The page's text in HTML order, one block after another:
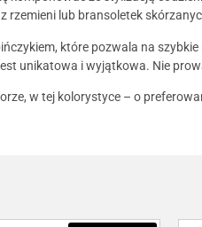
lub bransoletek
które pozwala na
unikatowa i wyjątkowa. Nie
w tej kolorystyce – o